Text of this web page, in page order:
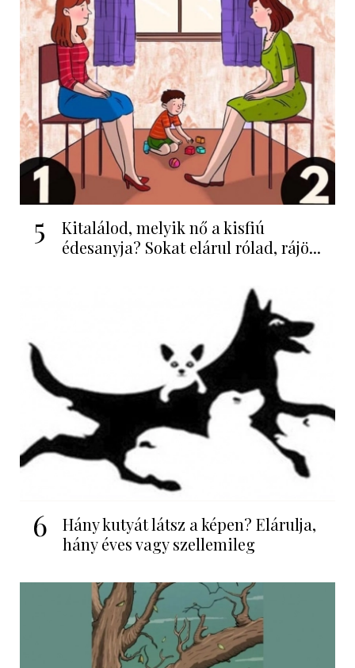
5
Kitalálod, melyik nő a kisfiú
édesanyja? Sokat elárul rólad, rájö...
6
Hány kutyát látsz a képen? Elárulja,
hány éves vagy szellemileg